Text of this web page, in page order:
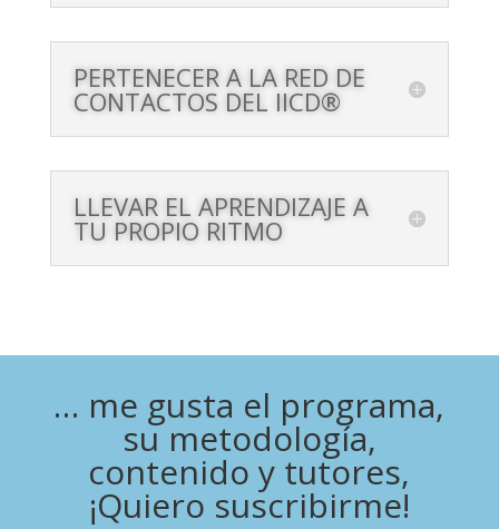
PERTENECER A LA RED DE
CONTACTOS DEL IICD®
LLEVAR EL APRENDIZAJE A
TU PROPIO RITMO
… me gusta el programa,
su metodología,
contenido y tutores,
¡Quiero suscribirme!